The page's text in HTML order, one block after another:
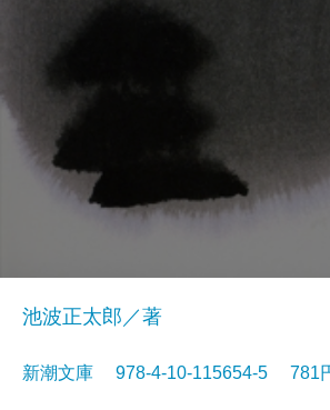
池波正太郎／著
新潮文庫 978-4-10-115654-5 781